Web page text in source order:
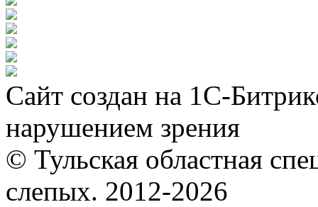
Сайт создан на 1С-
нарушением зрения
© Тульская областная
слепых. 2012-2026